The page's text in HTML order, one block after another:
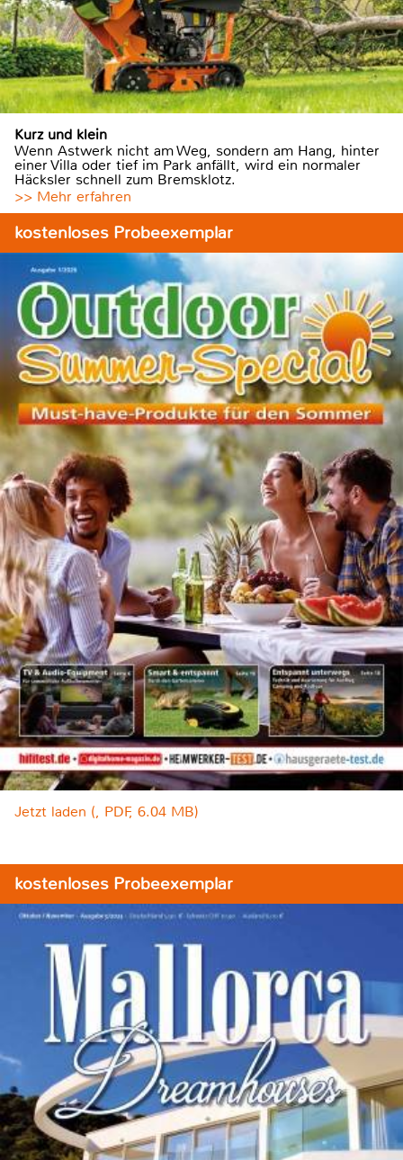
Kurz und klein
Wenn Astwerk nicht am Weg, sondern am Hang, hinter
einer Villa oder tief im Park anfällt, wird ein normaler
Häcksler schnell zum Bremsklotz.
>> Mehr erfahren
kostenloses Probeexemplar
Jetzt laden (, PDF, 6.04 MB)
kostenloses Probeexemplar